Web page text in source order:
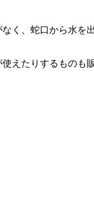
く、蛇口から水を
えたりするものも